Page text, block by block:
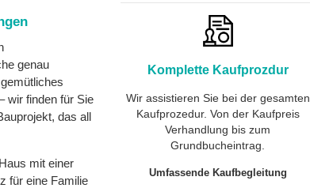
genau
wir finden für Sie
das all
mit einer
für eine Familie
Komplette Kaufprozdur
Wir assistieren Sie bei der gesamten
Kaufprozedur. Von der Kaufpreis
Verhandlung bis zum
Grundbucheintrag.
Umfassende Kaufbegleitung